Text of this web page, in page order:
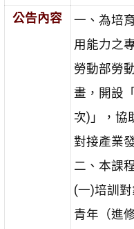
公告內容
一、為培
用能力之
勞動部勞
畫，開設
次)」，協
對接產業
二、本課
(一)培訓
青年（進